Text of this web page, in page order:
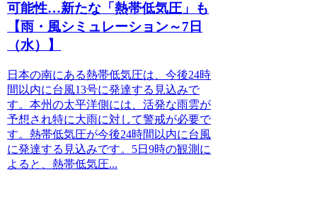
可能性…新たな「熱帯低気圧」も
【雨・風シミュレーション～7日
（水）】
日本の南にある熱帯低気圧は、今後24時
間以内に台風13号に発達する見込みで
す。本州の太平洋側には、活発な雨雲が
予想され特に大雨に対して警戒が必要で
す。熱帯低気圧が今後24時間以内に台風
に発達する見込みです。5日9時の観測に
よると、熱帯低気圧...